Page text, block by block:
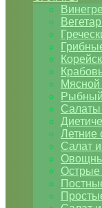
Мясной
Салаты
Летние
Салат
Острые